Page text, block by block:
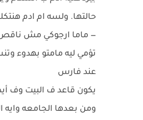
حالتها. ولسه ام ادم
— ماما ارجوكي مش ناقص
تؤمي ليه مامتو بهدوء
عند فارس
يكون قاعد ف البيت وف
ومن بعدها الجامعه